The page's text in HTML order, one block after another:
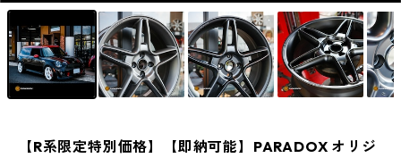
【R系限定特別価格】【即納可能】PARADOX オリジ